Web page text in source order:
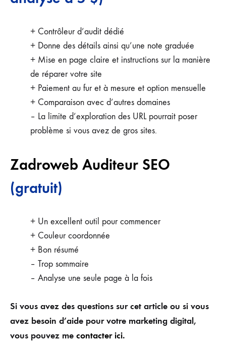
+ Contrôleur d’audit dédié
+ Donne des détails ainsi qu’une note graduée
+ Mise en page claire et instructions sur la manière
de réparer votre site
+ Paiement au fur et à mesure et option mensuelle
+ Comparaison avec d’autres domaines
– La limite d’exploration des URL pourrait poser
problème si vous avez de gros sites.
Zadroweb Auditeur SEO
(gratuit)
+ Un excellent outil pour commencer
+ Couleur coordonnée
+ Bon résumé
– Trop sommaire
– Analyse une seule page à la fois
Si vous avez des questions sur cet article ou si vous
avez besoin d’aide pour votre marketing digital,
vous pouvez me contacter ici.